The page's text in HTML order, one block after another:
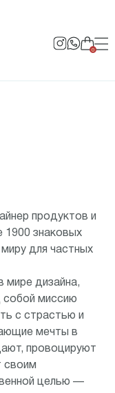
0
продуктов и
1900 знаковых
для частных
мире дизайна,
собой миссию
с страстью и
мечты в
провоцируют
своим
целью —